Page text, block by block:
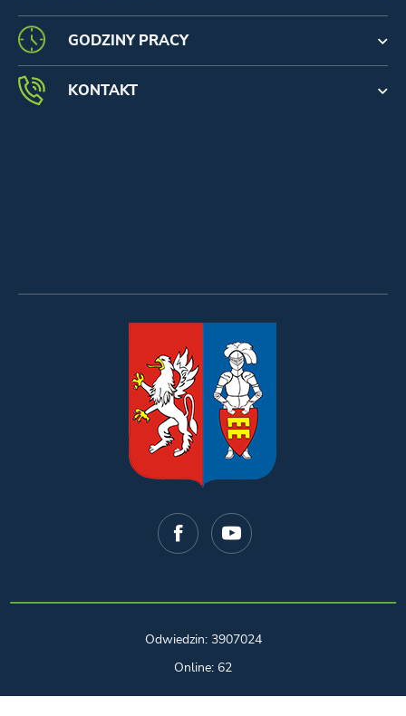
GODZINY PRACY
KONTAKT
Odwiedzin: 3907024
Online: 62